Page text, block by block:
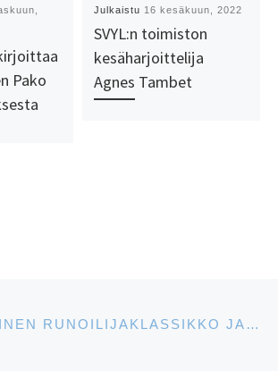
Pako
Julkaistu 16 kesäkuun, 2022
SVYL:n toimiston
kesäharjoittelija
Agnes Tambet
navigointi EPÄTAVALLINEN RUNOILIJAKLASSIKKO JAAN KAPLINSKI